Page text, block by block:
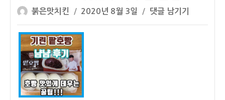
글
쓴
이
붉은맛치킨
작
성
일
자
2020년 8월 3일
롯
데
댓글 남기기